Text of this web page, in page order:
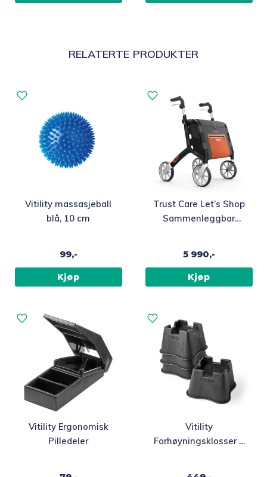
RELATERTE PRODUKTER
Vitility massasjeball
blå, 10 cm
99,-
Kjøp
Trust Care Let’s Shop
Sammenleggbar
5 990,-
Kjøp
Vitility Ergonomisk
Pilledeler
Vitility
Forhøyningsklosser 4